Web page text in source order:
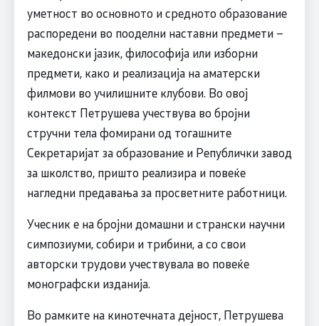
уметност во основното и средното образование
распоредени во пооделни наставни предмети –
македонски јазик, философија или изборни
предмети, како и реализација на аматерски
филмови во училишните клубови. Во овој
контекст Петрушева учествува во бројни
стручни тела фомирани од тогашните
Секретаријат за образование и Републички завод
за школство, пришто реализира и повеќе
нагледни предавања за просветните работници.
Учесник е на бројни домашни и странски научни
симпозиуми, собири и трибини, а со свои
авторски трудови учествувала во повеќе
монографски изданија.
Во рамките на кинотечната дејност, Петрушева